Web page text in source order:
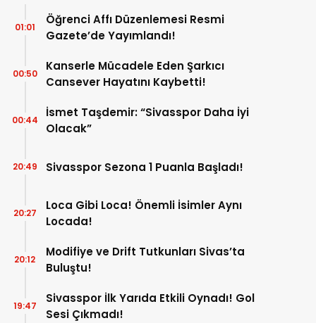
Öğrenci Affı Düzenlemesi Resmi
Gazete’de Yayımlandı!
01:01
Kanserle Mücadele Eden Şarkıcı
Cansever Hayatını Kaybetti!
00:50
İsmet Taşdemir: “Sivasspor Daha İyi
Olacak”
00:44
Sivasspor Sezona 1 Puanla Başladı!
20:49
Loca Gibi Loca! Önemli İsimler Aynı
Locada!
20:27
Modifiye ve Drift Tutkunları Sivas’ta
Buluştu!
20:12
Sivasspor İlk Yarıda Etkili Oynadı! Gol
Sesi Çıkmadı!
19:47